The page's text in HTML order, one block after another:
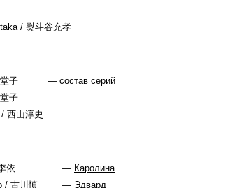
/ 熨斗谷充孝
子 — состав серий
子
/ 西山淳史
依 — Каролина
/ 古川慎 — Эдвард